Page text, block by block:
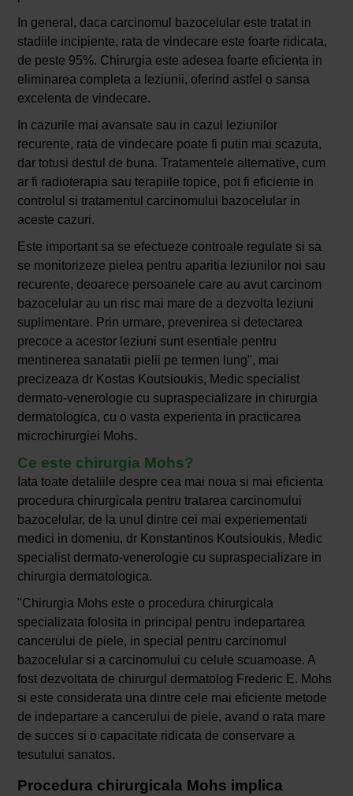
In general, daca carcinomul bazocelular este tratat in
stadiile incipiente, rata de vindecare este foarte ridicata,
de peste 95%. Chirurgia este adesea foarte eficienta in
eliminarea completa a leziunii, oferind astfel o sansa
excelenta de vindecare.
In cazurile mai avansate sau in cazul leziunilor
recurente, rata de vindecare poate fi putin mai scazuta,
dar totusi destul de buna. Tratamentele alternative, cum
ar fi radioterapia sau terapiile topice, pot fi eficiente in
controlul si tratamentul carcinomului bazocelular in
aceste cazuri.
Este important sa se efectueze controale regulate si sa
se monitorizeze pielea pentru aparitia leziunilor noi sau
recurente, deoarece persoanele care au avut carcinom
bazocelular au un risc mai mare de a dezvolta leziuni
suplimentare. Prin urmare, prevenirea si detectarea
precoce a acestor leziuni sunt esentiale pentru
mentinerea sanatatii pielii pe termen lung", mai
precizeaza dr Kostas Koutsioukis, Medic specialist
dermato-venerologie cu supraspecializare in chirurgia
dermatologica, cu o vasta experienta in practicarea
microchirurgiei Mohs.
Ce este chirurgia Mohs?
Iata toate detaliile despre cea mai noua si mai eficienta
procedura chirurgicala pentru tratarea carcinomului
bazocelular, de la unul dintre cei mai experiementati
medici in domeniu, dr Konstantinos Koutsioukis, Medic
specialist dermato-venerologie cu supraspecializare in
chirurgia dermatologica.
"Chirurgia Mohs este o procedura chirurgicala
specializata folosita in principal pentru indepartarea
cancerului de piele, in special pentru carcinomul
bazocelular si a carcinomului cu celule scuamoase. A
fost dezvoltata de chirurgul dermatolog Frederic E. Mohs
si este considerata una dintre cele mai eficiente metode
de indepartare a cancerului de piele, avand o rata mare
de succes si o capacitate ridicata de conservare a
tesutului sanatos.
Procedura chirurgicala Mohs implica